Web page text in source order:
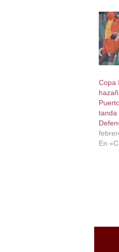
Copa
tanda
En